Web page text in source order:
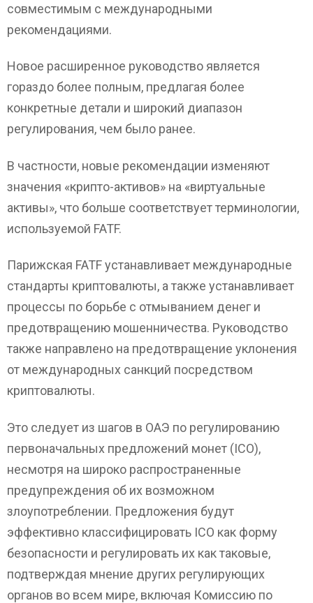
совместимым с международными
рекомендациями.
Новое расширенное руководство является
гораздо более полным, предлагая более
конкретные детали и широкий диапазон
регулирования, чем было ранее.
В частности, новые рекомендации изменяют
значения «крипто-активов» на «виртуальные
активы», что больше соответствует терминологии,
используемой FATF.
Парижская FATF устанавливает международные
стандарты криптовалюты, а также устанавливает
процессы по борьбе с отмыванием денег и
предотвращению мошенничества. Руководство
также направлено на предотвращение уклонения
от международных санкций посредством
криптовалюты.
Это следует из шагов в ОАЭ по регулированию
первоначальных предложений монет (ICO),
несмотря на широко распространенные
предупреждения об их возможном
злоупотреблении. Предложения будут
эффективно классифицировать ICO как форму
безопасности и регулировать их как таковые,
подтверждая мнение других регулирующих
органов во всем мире, включая Комиссию по